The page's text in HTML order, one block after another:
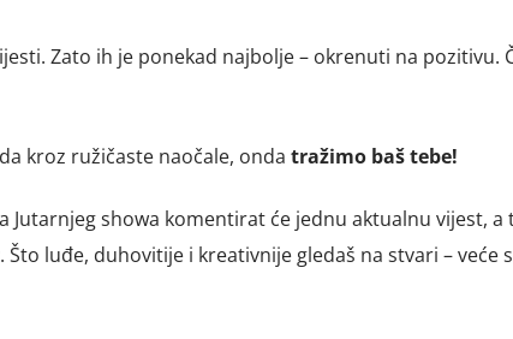
Zato ih je ponekad najbolje – okrenuti na pozitivu.
kroz ružičaste naočale, onda tražimo baš tebe!
Jutarnjeg showa komentirat će jednu aktualnu vijest, a
. Što luđe, duhovitije i kreativnije gledaš na stvari – veće